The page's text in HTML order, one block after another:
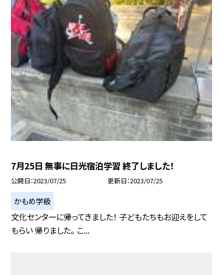
7月25日 無事に日光宿泊学習 終了しました！
公開日 2023/07/25 更新日 2023/07/25
かもめ学級
文化センターに帰ってきました！ 子どもたちもお迎えをして
もらい 帰りました。 こ...